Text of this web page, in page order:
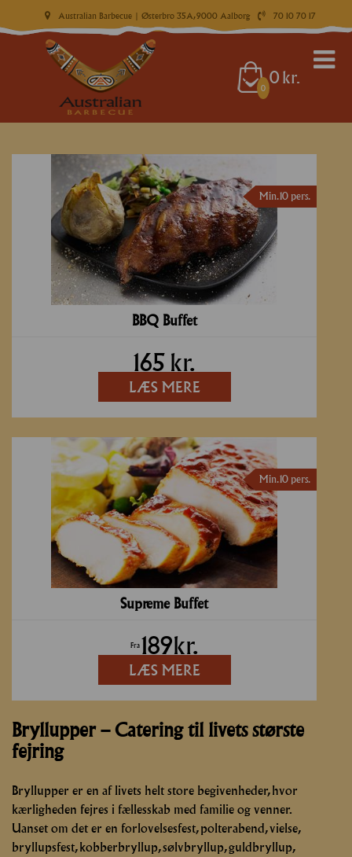
Australian Barbecue | Østerbro 35A, 9000 Aalborg 70 10 70 17
0
0 kr.
BBQ Buffet
Min. 10 pers.
165 kr.
LÆS MERE
Supreme Buffet
Min. 10 pers.
Fra 189kr.
LÆS MERE
Bryllupper – Catering til livets største
fejring
Bryllupper er en af livets helt store begivenheder, hvor
kærligheden fejres i fællesskab med familie og venner.
Uanset om det er en forlovelsesfest, polterabend, vielse,
bryllupsfest, kobberbryllup, sølvbryllup, guldbryllup,